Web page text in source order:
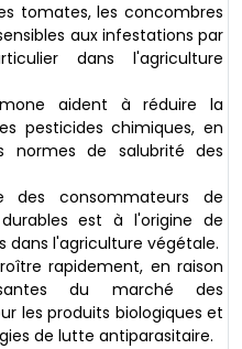
tomates, les concombres
aux infestations par
dans l'agriculture
aident à réduire la
pesticides chimiques, en
normes de salubrité des
des consommateurs de
est à l'origine de
dans l'agriculture végétale.
rapidement, en raison
du marché des
les produits biologiques et
de lutte antiparasitaire.